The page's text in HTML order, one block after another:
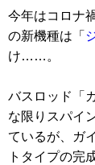
今年はコロナ
の新機種は「
け……。
バスロッド「
な限りスパイ
ているが、ガ
トタイプの完